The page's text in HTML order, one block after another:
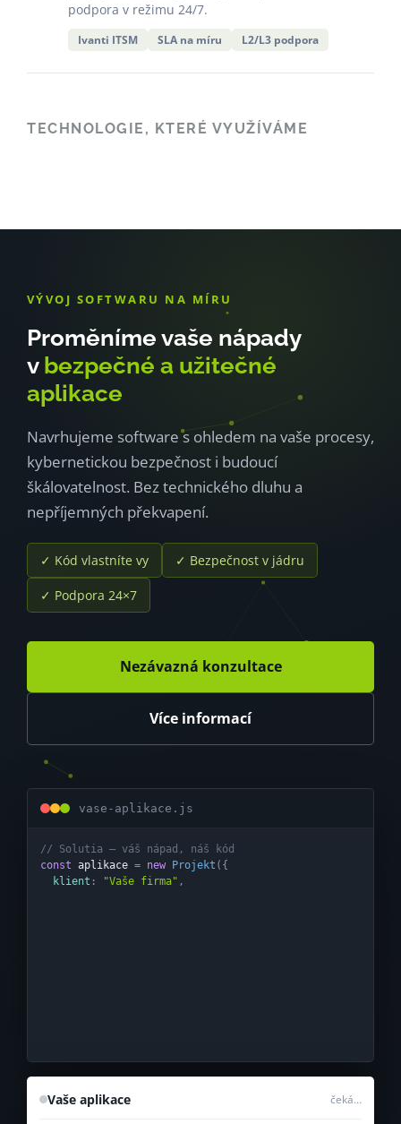
podpora v režimu 24/7.
Ivanti ITSM SLA na míru L2/L3 podpora
TECHNOLOGIE, KTERÉ VYUŽÍVÁME
VÝVOJ SOFTWARU NA MÍRU
Proměníme vaše nápady
vbezpečné a užitečné
aplikace
Navrhujeme software s ohledem na vaše procesy,
kybernetickou bezpečnost i budoucí
škálovatelnost. Bez technického dluhu a
nepříjemných překvapení.
✓ Kód vlastníte vy ✓ Bezpečnost v jádru
✓ Podpora 24×7
Nezávazná konzultace
Více informací
vase-aplikace.js
// Solutia — váš nápad, náš kód
const aplikace = new Projekt ({
  klient
: "Vaše firma" ,
Vaše aplikace čeká…